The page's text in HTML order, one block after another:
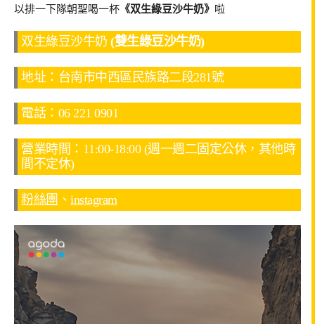
以排一下隊朝聖喝一杯 《双生綠豆沙牛奶》 啦
双生綠豆沙牛奶 (雙生綠豆沙牛奶)
地址：台南市中西區民族路二段281號
電話：06 221 0901
營業時間：11:00-18:00 (週一週二固定公休，其他時
間不定休)
粉絲團 、 instagram